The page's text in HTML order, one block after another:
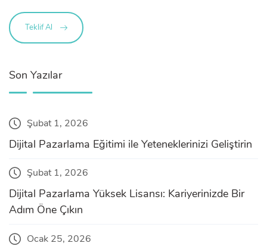
Teklif Al
Son Yazılar
Şubat 1, 2026
Dijital Pazarlama Eğitimi ile Yeteneklerinizi Geliştirin
Şubat 1, 2026
Dijital Pazarlama Yüksek Lisansı: Kariyerinizde Bir
Adım Öne Çıkın
Ocak 25, 2026